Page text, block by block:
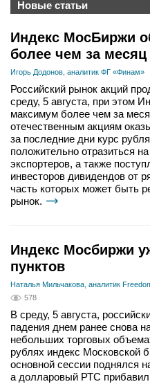
Новые статьи
Индекс МосБиржи
более чем за месяц
Игорь Додонов, аналитик ФГ «Финам»
Российский рынок акций
среду, 5 августа, при этом
максимум более чем за
отечественным акциям
за последние дни курс
положительно отразиться
экспортеров, а также
инвесторов дивидендов от
часть которых может быть
рынок.
Индекс Мосбиржи
пунктов
Наталья Мильчакова, аналитик
578
В среду, 5 августа,
падения днем ранее снова
небольших торговых
рублях индекс Московской
основной сессии поднялся
а долларовый РТС прибавил